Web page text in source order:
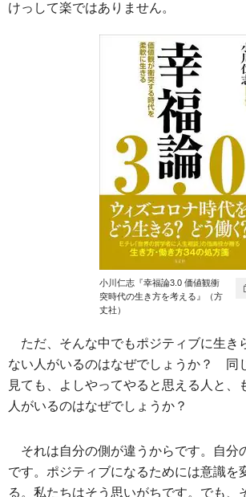
けっして楽ではありません。
小川仁志『幸福論3.0 価値観衝
突時代の生き方を考える』（方
丈社）
ただ、そんな中でもポジティブに生き
ない人がいるのはなぜでしょうか？ 同
見ても、よしやってやると思える人と、
人がいるのはなぜでしょうか？
それは自分の側が違うからです。自分
です。ポジティブになるためには意識を
る。私たちはそう思いがちです。でも、